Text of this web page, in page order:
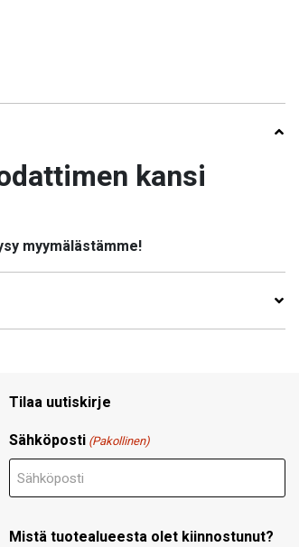
kansi
myymälästämme!
Tilaa uutiskirje
Sähköposti (Pakollinen)
Mistä tuotealueesta olet kiinnostunut?